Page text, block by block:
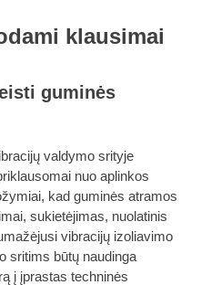
klausimai
guminės
valdymo srityje
nuo aplinkos
kad guminės atramos
sukietėjimas, nuolatinis
vibracijų izoliavimo
sritims būtų naudinga
į įprastas techninės